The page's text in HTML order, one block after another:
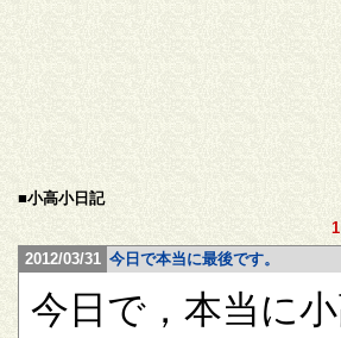
■小高小日記
1
2012/03/31 今日で本当に最後です。
今日で，本当に